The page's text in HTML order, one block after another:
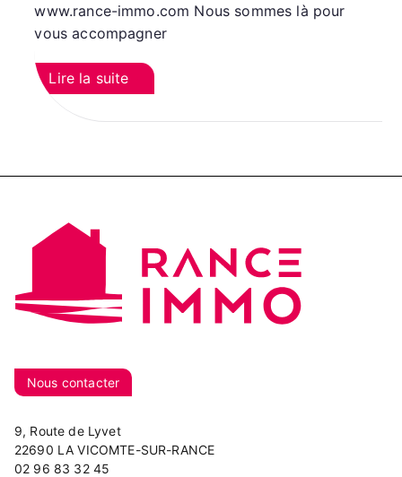
www.rance-immo.com Nous sommes là pour
vous accompagner
Lire la suite
Nous contacter
9, Route de Lyvet
22690 LA VICOMTE-SUR-RANCE
02 96 83 32 45